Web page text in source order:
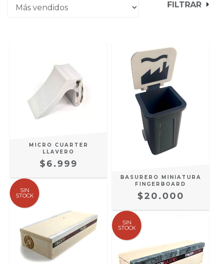
FILTRAR
MICRO CUARTER
LLAVERO
$6.999
BASURERO MINIATURA
FINGERBOARD
$20.000
SIN
STOCK
SIN
STOCK